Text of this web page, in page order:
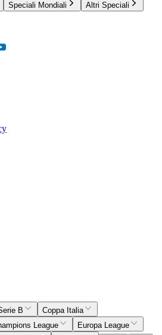
Speciali Mondiali Altri Speciali
B
Coppa Italia
League
Europa League